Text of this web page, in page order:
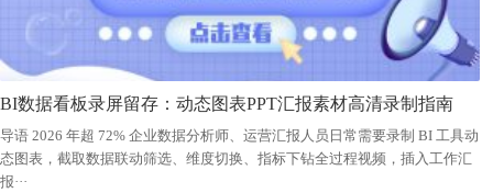
BI数据看板录屏留存：动态图表PPT汇报素材高清录制指南
导语 2026 年超 72% 企业数据分析师、运营汇报人员日常需要录制 BI 工具动
态图表，截取数据联动筛选、维度切换、指标下钻全过程视频，插入工作汇
报···